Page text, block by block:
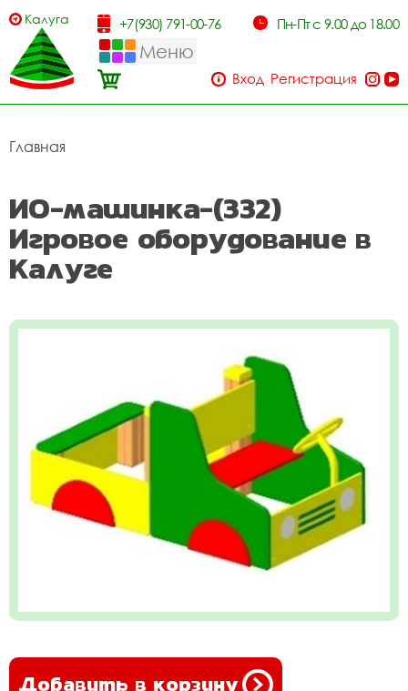
Калуга +7(930) 791-00-76 Пн-Пт с 9.00 до 18.00
Меню
Вход Регистрация
Главная
ИО-машинка-(332)
Игровое оборудование в
Калуге
Добавить в корзину